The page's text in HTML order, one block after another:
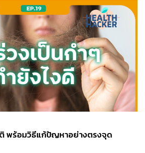
พร้อมวิธีแก้ปัญหาอย่างตรงจุด